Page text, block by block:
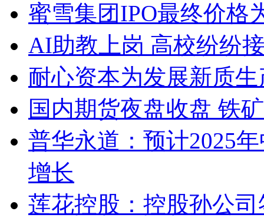
蜜雪集团IPO最终价格
AI助教上岗 高校纷纷接
耐心资本为发展新质
国内期货夜盘收盘 铁
普华永道：预计2025
增长
莲花控股：控股孙公